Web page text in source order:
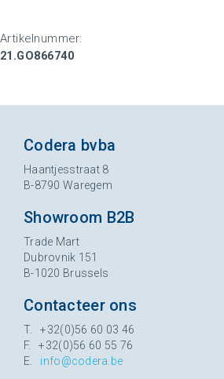
Artikelnummer:
21.GO866740
Codera bvba
Haantjesstraat 8
B-8790 Waregem
Showroom B2B
Trade Mart
Dubrovnik 151
B-1020 Brussels
Contacteer ons
T. +32(0)56 60 03 46
F. +32(0)56 60 55 76
E. info@codera.be